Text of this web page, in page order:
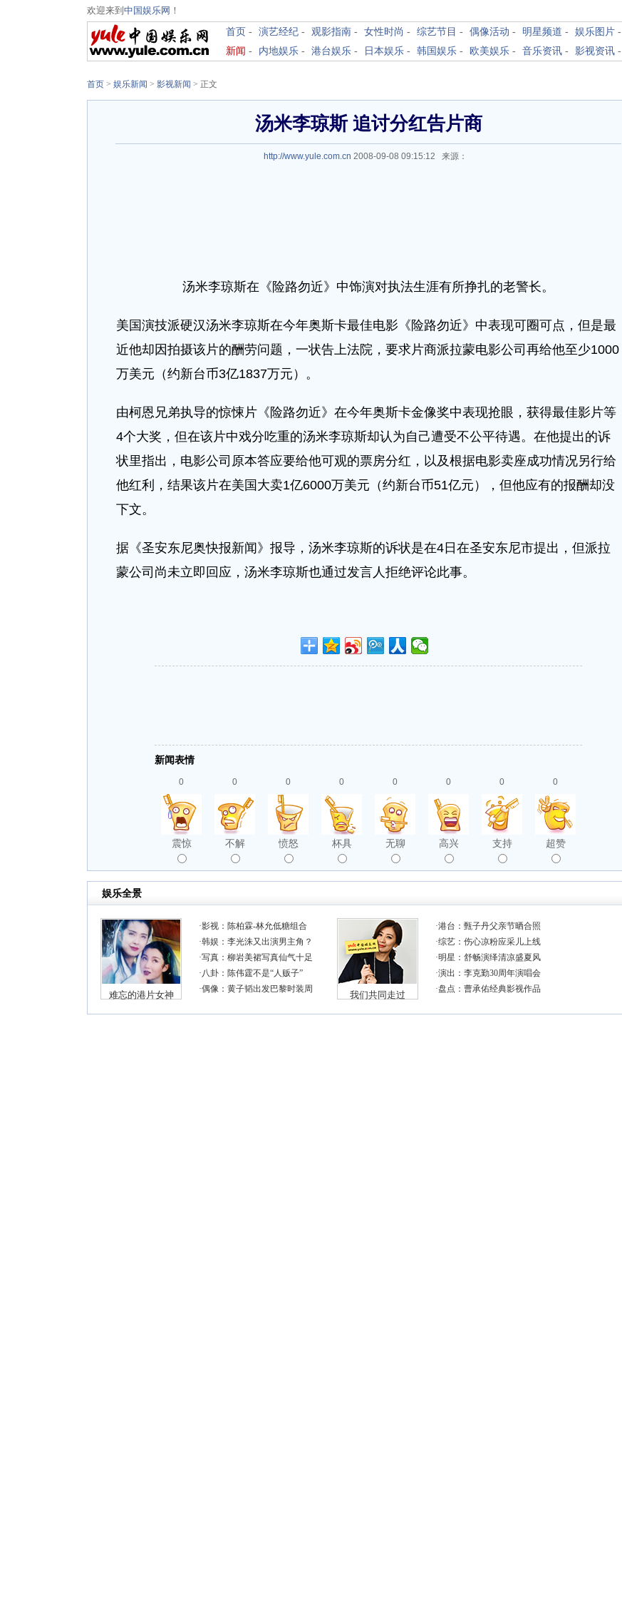
欢迎来到 中国娱乐网 ！
首页 - 演艺经纪 - 观影指南 - 女性时尚 - 综艺节目 - 偶像活动 - 明星频道 - 娱乐图片 -
新闻 - 内地娱乐 - 港台娱乐 - 日本娱乐 - 韩国娱乐 - 欧美娱乐 - 音乐资讯 - 影视资讯 -
首页 > 娱乐新闻 > 影视新闻 > 正文
汤米李琼斯 追讨分红告片商
http://www.yule.com.cn 2008-09-08 09:15:12 来源：
汤米李琼斯在《险路勿近》中饰演对执法生涯有所挣扎的老警长。
美国演技派硬汉汤米李琼斯在今年奥斯卡最佳电影《险路勿近》中表现可圈可点，但是最
近他却因拍摄该片的酬劳问题，一状告上法院，要求片商派拉蒙电影公司再给他至少1000
万美元（约新台币3亿1837万元）。
由柯恩兄弟执导的惊悚片《险路勿近》在今年奥斯卡金像奖中表现抢眼，获得最佳影片等
4个大奖，但在该片中戏分吃重的汤米李琼斯却认为自己遭受不公平待遇。在他提出的诉
状里指出，电影公司原本答应要给他可观的票房分红，以及根据电影卖座成功情况另行给
他红利，结果该片在美国大卖1亿6000万美元（约新台币51亿元），但他应有的报酬却没
下文。
据《圣安东尼奥快报新闻》报导，汤米李琼斯的诉状是在4日在圣安东尼市提出，但派拉
蒙公司尚未立即回应，汤米李琼斯也通过发言人拒绝评论此事。
新闻表情
0
震惊
0
不解
0
愤怒
0
杯具
0
无聊
0
高兴
0
支持
0
超赞